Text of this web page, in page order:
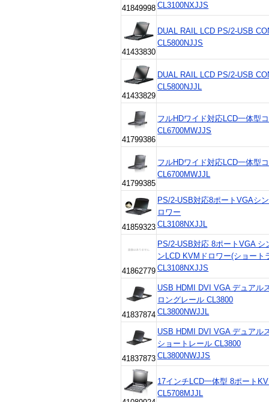
41849998 CL3100NXJJS
41433830
DUAL RAIL LCD PS/2-USB
CL5800NJJS
41433829
DUAL RAIL LCD PS/2-USB
CL5800NJJL
41799386
フルHDワイド対応LCD一体型
CL6700MWJJS
41799385
フルHDワイド対応LCD一体型
CL6700MWJJL
41859323
PS/2-USB対応8ポートVGAシ
ロワー
CL3108NXJJL
41862779
PS/2-USB対応 8ポートVGA
ンLCD KVMドロワー(ショート
CL3108NXJJS
41837874
USB HDMI DVI VGA デュアル
ロングレール CL3800
CL3800NWJJL
41837873
USB HDMI DVI VGA デュアル
ショートレール CL3800
CL3800NWJJS
17インチLCD一体型 8ポート
CL5708MJJL